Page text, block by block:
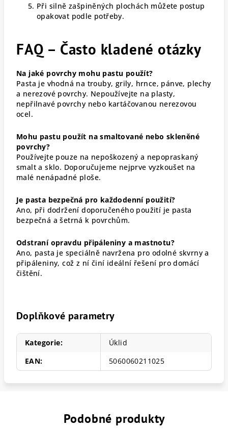
Při silně zašpiněných plochách můžete postup
opakovat podle potřeby.
FAQ – Často kladené otázky
Na jaké povrchy mohu pastu použít?
Pasta je vhodná na trouby, grily, hrnce, pánve, plechy
a nerezové povrchy. Nepoužívejte na plasty,
nepřilnavé povrchy nebo kartáčovanou nerezovou
ocel.
Mohu pastu použít na smaltované nebo skleněné
povrchy?
Používejte pouze na nepoškozený a nepopraskaný
smalt a sklo. Doporučujeme nejprve vyzkoušet na
malé nenápadné ploše.
Je pasta bezpečná pro každodenní použití?
Ano, při dodržení doporučeného použití je pasta
bezpečná a šetrná k povrchům.
Odstraní opravdu připáleniny a mastnotu?
Ano, pasta je speciálně navržena pro odolné skvrny a
připáleniny, což z ní činí ideální řešení pro domácí
čištění.
Doplňkové parametry
Kategorie:
Úklid
EAN: 5060060211025
Podobné produkty